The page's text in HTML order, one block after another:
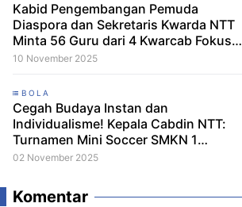
Kabid Pengembangan Pemuda
Diaspora dan Sekretaris Kwarda NTT
Minta 56 Guru dari 4 Kwarcab Fokus
Gembleng Karakter dan Belajar Seumur
10 November 2025
BOLA
Cegah Budaya Instan dan
Individualisme! Kepala Cabdin NTT:
Turnamen Mini Soccer SMKN 1
Satarmese Cup Cetak Pemain
02 November 2025
Komentar